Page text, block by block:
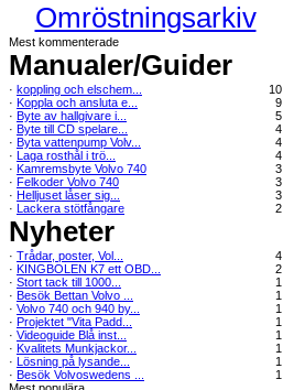
Omröstningsarkiv
Mest kommenterade
Manualer/Guider
· koppling och elschem...
10
· Koppla och ansluta e...
9
· Byte av hallgivare i...
5
· Byte till CD spelare...
4
· Byta vattenpump Volv...
4
· Laga rosthål i trö...
4
· Kamremsbyte Volvo 740
3
· Felkoder Volvo 740
3
· Helljuset låser sig...
3
· Lackera stötfångare 2
Nyheter
· Trådar, poster, Vol...
4
· KINGBOLEN K7 ett OBD...
2
· Stort tack till 1000...
1
· Besök Bettan Volvo ...
1
· Volvo 740 och 940 by...
1
· Projektet "Vita Padd...
1
· Videoguide Blå inst...
1
· Kvalitets Munkjackor...
1
· Lösning på lysande...
1
· Besök Volvoswedens ...
1